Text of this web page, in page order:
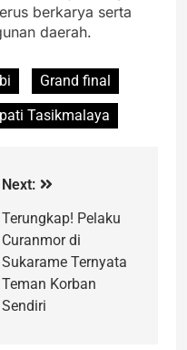
berkarya serta
daerah.
Grand final
Tasikmalaya
Next:
Terungkap! Pelaku
Curanmor di
Sukarame Ternyata
Teman Korban
Sendiri